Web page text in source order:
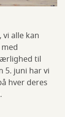
alle kan
til
5. juni har vi
hver deres